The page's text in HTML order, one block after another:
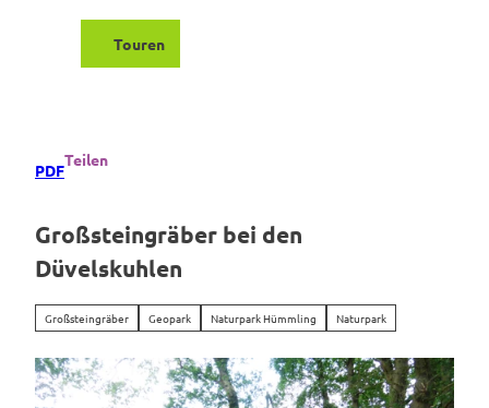
Touren
PDF
Teilen
Großsteingräber bei den
Düvelskuhlen
Großsteingräber Geopark Naturpark Hümmling Naturpark